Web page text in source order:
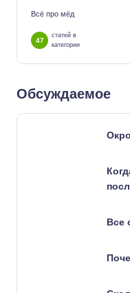
Всё про мёд
47
статей в
категории
Обсуждаемое
Все